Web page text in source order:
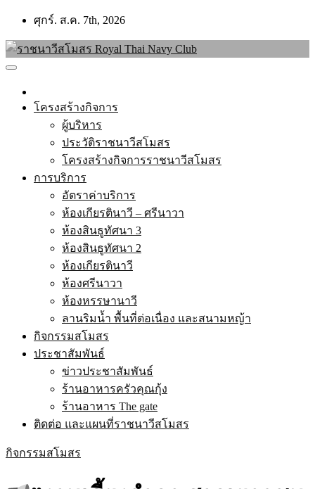
Skip
content
ศุกร์. ส.ค. 7th, 2026
โครงสร้างกิจการ
ผู้บริหาร
ประวัติราชนาวีสโมสร
โครงสร้างกิจการราชนาวีสโมสร
การบริการ
อัตราค่าบริการ
ห้องเกียรตินาวี – ศรีนาวา
ห้องสินธูทัศนา 3
ห้องสินธูทัศนา 2
ห้องเกียรตินาวี
ห้องศรีนาวา
ห้องหรรษานาวี
ลานริมน้ำ พื้นที่ต่อเนื่อง และสนามหญ้า
กิจกรรมสโมสร
ประชาสัมพันธ์
ข่าวประชาสัมพันธ์
ร้านอาหารครัวคุณกุ้ง
ร้านอาหาร The gate
ติดต่อ และแผนที่ราชนาวีสโมสร
กิจกรรมสโมสร